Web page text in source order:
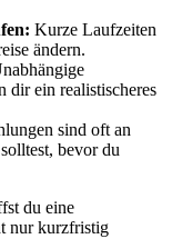
Kurze Laufzeiten
ändern.
dir ein realistischeres
sind oft an
bevor du
du eine
nur kurzfristig